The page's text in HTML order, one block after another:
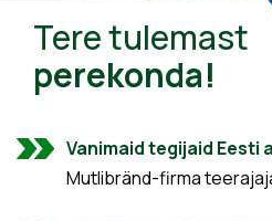
Tere tulemast
perekonda!
Vanimaid tegijaid Eesti
Mutlibränd-firma